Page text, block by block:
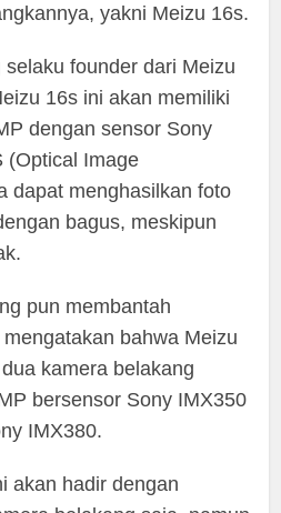
yakni Meizu 16s.
founder dari Meizu
16s ini akan memiliki
dengan sensor Sony
(Optical Image
dapat menghasilkan foto
bagus, meskipun
pun membantah
bahwa Meizu
kamera belakang
bersensor Sony IMX350
IMX380.
akan hadir dengan